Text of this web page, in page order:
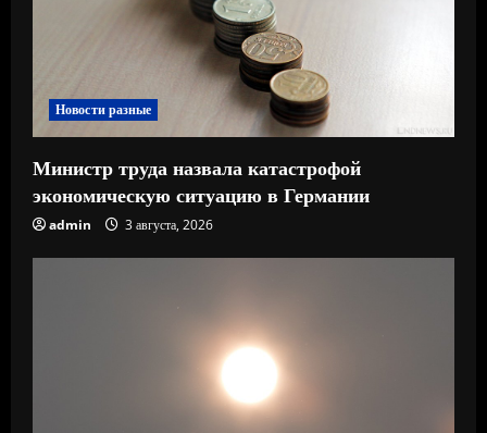
и
е
Новости разные
Министр труда назвала катастрофой
экономическую ситуацию в Германии
admin 3 августа, 2026